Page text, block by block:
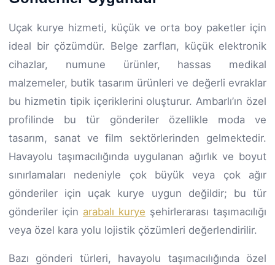
Uçak kurye hizmeti, küçük ve orta boy paketler için
ideal bir çözümdür. Belge zarfları, küçük elektronik
cihazlar, numune ürünler, hassas medikal
malzemeler, butik tasarım ürünleri ve değerli evraklar
bu hizmetin tipik içeriklerini oluşturur. Ambarlı’ın özel
profilinde bu tür gönderiler özellikle moda ve
tasarım, sanat ve film sektörlerinden gelmektedir.
Havayolu taşımacılığında uygulanan ağırlık ve boyut
sınırlamaları nedeniyle çok büyük veya çok ağır
gönderiler için uçak kurye uygun değildir; bu tür
gönderiler için arabalı kurye şehirlerarası taşımacılığı
veya özel kara yolu lojistik çözümleri değerlendirilir.
Bazı gönderi türleri, havayolu taşımacılığında özel